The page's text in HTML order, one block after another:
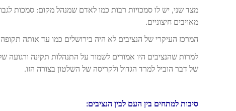
מצד שני, יש לו סמכויות רבות כמו לאדם שמנהל מקום: סמכות
מאויבים חיצוניים.
המרכז העיקרי של הנציבים לא היה בירושלים כמו עד אותה
למרות שהנציבים היו אמורים לשמור על התנהלות תקינה
של דבר הוביל למרד הגדול ולקריסה של השלטון בצורה הזו.
סיבות למתחים בין העם לבין הנציבים: